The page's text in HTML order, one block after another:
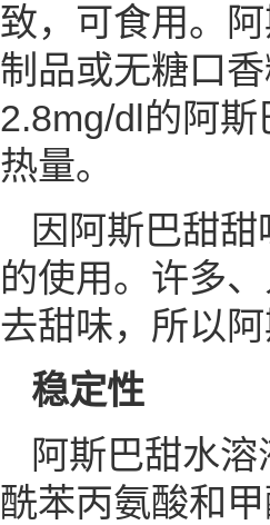
致，可食用。
制品或无糖口
2.8mg/dl的阿
热量。
因阿斯巴甜
的使用。许多
去甜味，所以
稳定性
阿斯巴甜水
酰苯丙氨酸和